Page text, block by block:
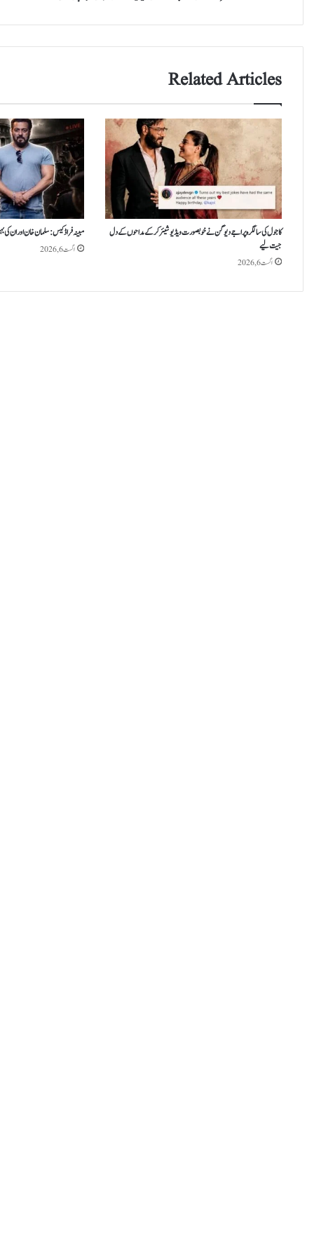
مردہ
Related Articles
کاجول کی سالگرہ پر اجے دیوگن نے خوبصورت ویڈیو شیئر کر کے مداحوں کے دل
جیت لیے
اگست 6, 2026
مبینہ فراڈ کیس: سلمان خان اور ان کی
اگست 6, 2026